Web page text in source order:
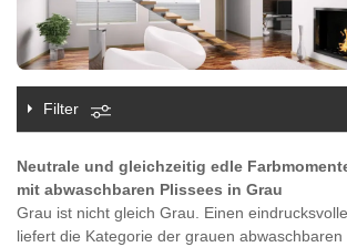
Filter
Neutrale und gleichzeitig edle
mit abwaschbaren Plissees in Grau
Grau ist nicht gleich Grau. Einen
liefert die Kategorie der grauen abwaschbaren